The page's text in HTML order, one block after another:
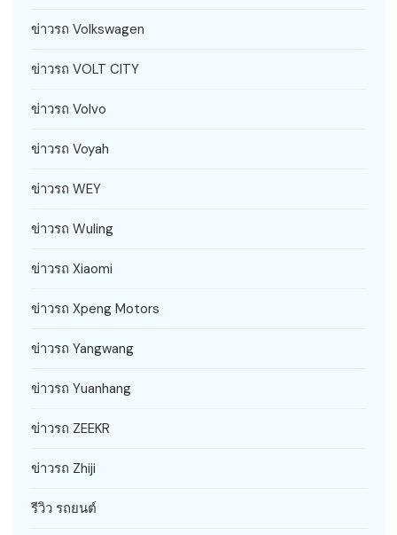
ข่าวรถ Volkswagen
ข่าวรถ VOLT CITY
ข่าวรถ Volvo
ข่าวรถ Voyah
ข่าวรถ WEY
ข่าวรถ Wuling
ข่าวรถ Xiaomi
ข่าวรถ Xpeng Motors
ข่าวรถ Yangwang
ข่าวรถ Yuanhang
ข่าวรถ ZEEKR
ข่าวรถ Zhiji
รีวิว รถยนต์